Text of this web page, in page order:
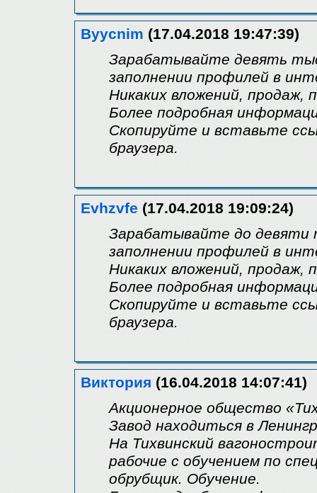
Byycnim (17.04.2018 19:47:39)
Зарабатывайте девять
заполнении профилей в
Никаких вложений,
Более подробная
Скопируйте и вставьте
браузера.
Evhzvfe (17.04.2018 19:09:24)
Зарабатывайте до девяти
заполнении профилей в
Никаких вложений,
Более подробная
Скопируйте и вставьте
браузера.
Виктория (16.04.2018 14:07:41)
Акционерное общество
Завод находиться в
На Тихвинский
рабочие с обучением по
обрубщик. Обучение.